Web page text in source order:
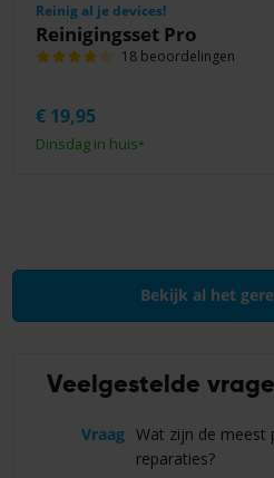
Reinig al je devices!
Reinigingsset Pro
18 beoordelingen
Dinsdag in huis*
€19,95
Bekijk al het
Veelgestelde
Vraag Wat zijn de meest
reparaties?